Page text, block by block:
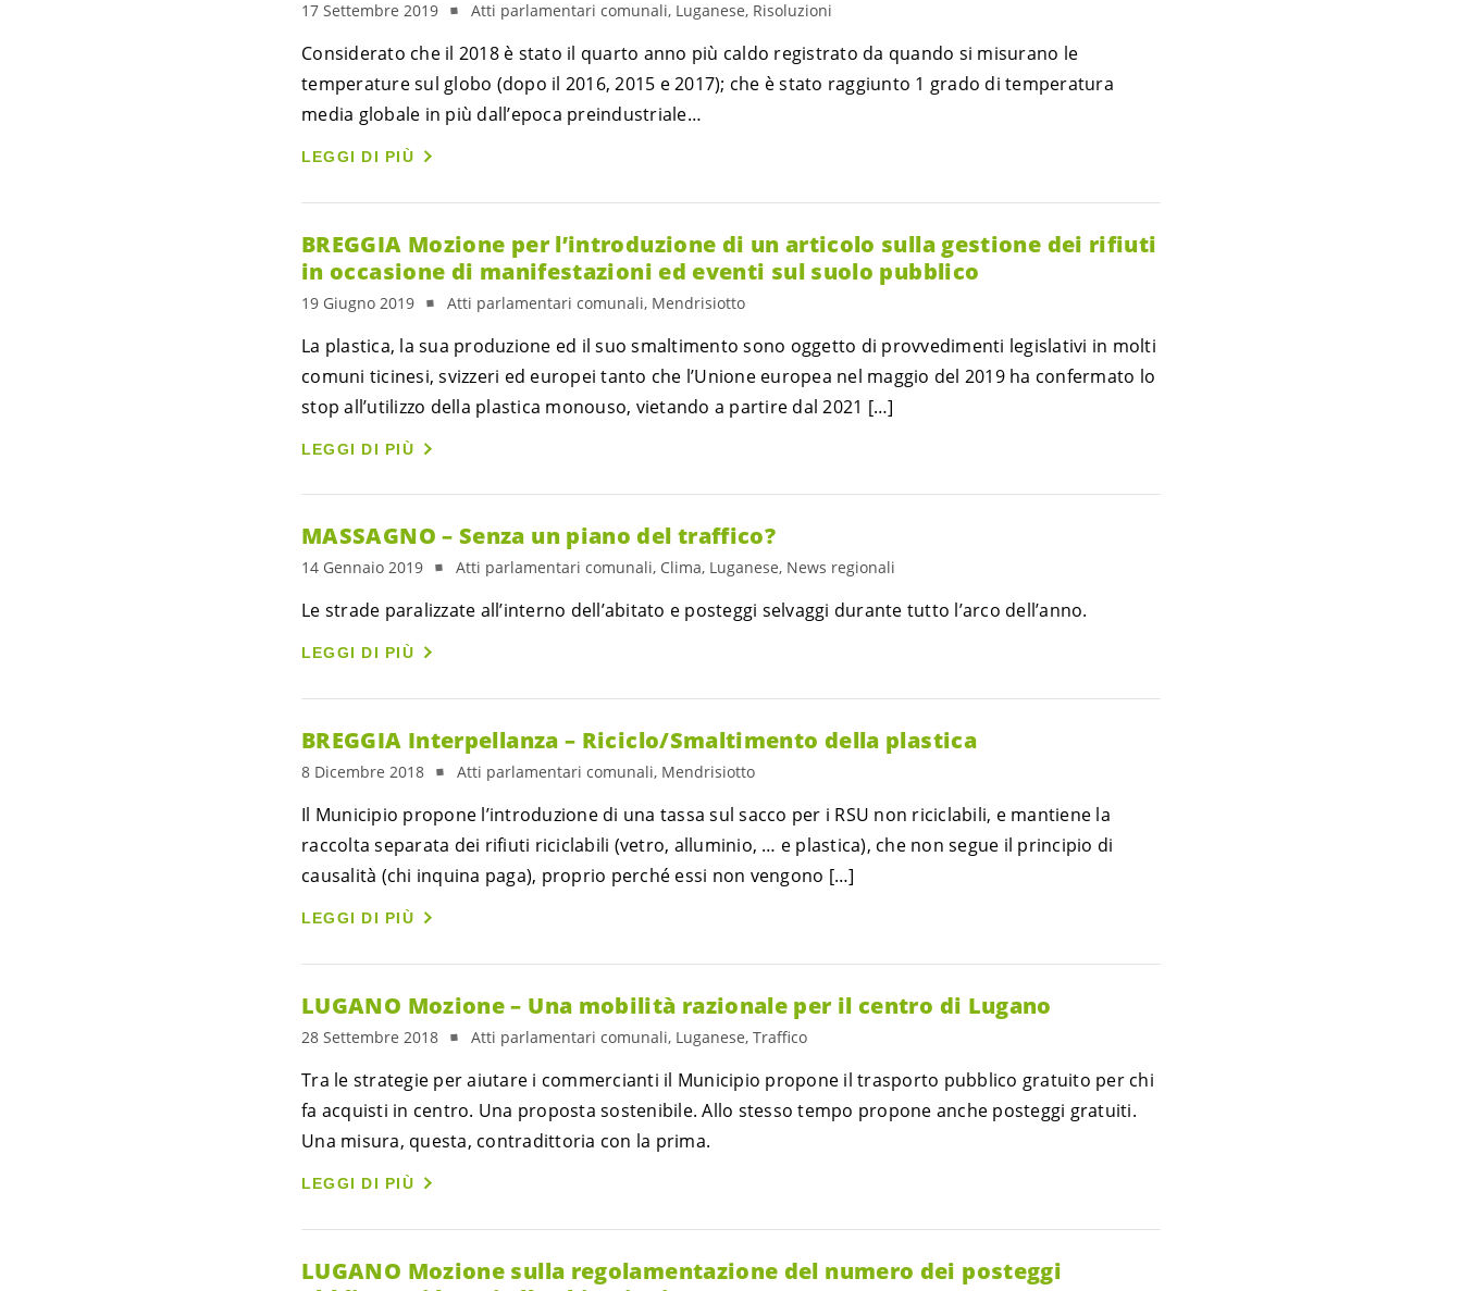
17 Settembre 2019 Atti parlamentari comunali, Luganese, Risoluzioni
Considerato che il 2018 è stato il quarto anno più caldo registrato da quando si misurano le
temperature sul globo (dopo il 2016, 2015 e 2017); che è stato raggiunto 1 grado di temperatura
media globale in più dall’epoca preindustriale…
LEGGI DI PIÙ
BREGGIA Mozione per l’introduzione di un articolo sulla gestione dei rifiuti
in occasione di manifestazioni ed eventi sul suolo pubblico
19 Giugno 2019 Atti parlamentari comunali, Mendrisiotto
La plastica, la sua produzione ed il suo smaltimento sono oggetto di provvedimenti legislativi in molti
comuni ticinesi, svizzeri ed europei tanto che l’Unione europea nel maggio del 2019 ha confermato lo
stop all’utilizzo della plastica monouso, vietando a partire dal 2021 […]
LEGGI DI PIÙ
MASSAGNO – Senza un piano del traffico?
14 Gennaio 2019 Atti parlamentari comunali, Clima, Luganese, News regionali
Le strade paralizzate all’interno dell’abitato e posteggi selvaggi durante tutto l’arco dell’anno.
LEGGI DI PIÙ
BREGGIA Interpellanza – Riciclo/Smaltimento della plastica
8 Dicembre 2018 Atti parlamentari comunali, Mendrisiotto
Il Municipio propone l’introduzione di una tassa sul sacco per i RSU non riciclabili, e mantiene la
raccolta separata dei rifiuti riciclabili (vetro, alluminio, … e plastica), che non segue il principio di
causalità (chi inquina paga), proprio perché essi non vengono […]
LEGGI DI PIÙ
LUGANO Mozione – Una mobilità razionale per il centro di Lugano
28 Settembre 2018 Atti parlamentari comunali, Luganese, Traffico
Tra le strategie per aiutare i commercianti il Municipio propone il trasporto pubblico gratuito per chi
fa acquisti in centro. Una proposta sostenibile. Allo stesso tempo propone anche posteggi gratuiti.
Una misura, questa, contradittoria con la prima.
LEGGI DI PIÙ
LUGANO Mozione sulla regolamentazione del numero dei posteggi